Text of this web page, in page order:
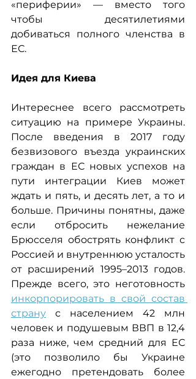
«периферии» — вместо того
чтобы десятилетиями
добиваться полного членства в
ЕС.
Идея для Киева
Интереснее всего рассмотреть
ситуацию на примере Украины.
После введения в 2017 году
безвизового въезда украинских
граждан в ЕС новых успехов на
пути интеграции Киев может
ждать и пять, и десять лет, а то и
больше. Причины понятны, даже
если отбросить нежелание
Брюсселя обострять конфликт с
Россией и внутреннюю усталость
от расширений 1995–2013 годов.
инкорпорировать в свой состав
страну с населением 42 млн
человек и подушевым ВВП в 12,4
раза ниже, чем средний для ЕС
(это позволило бы Украине
ежегодно претендовать более